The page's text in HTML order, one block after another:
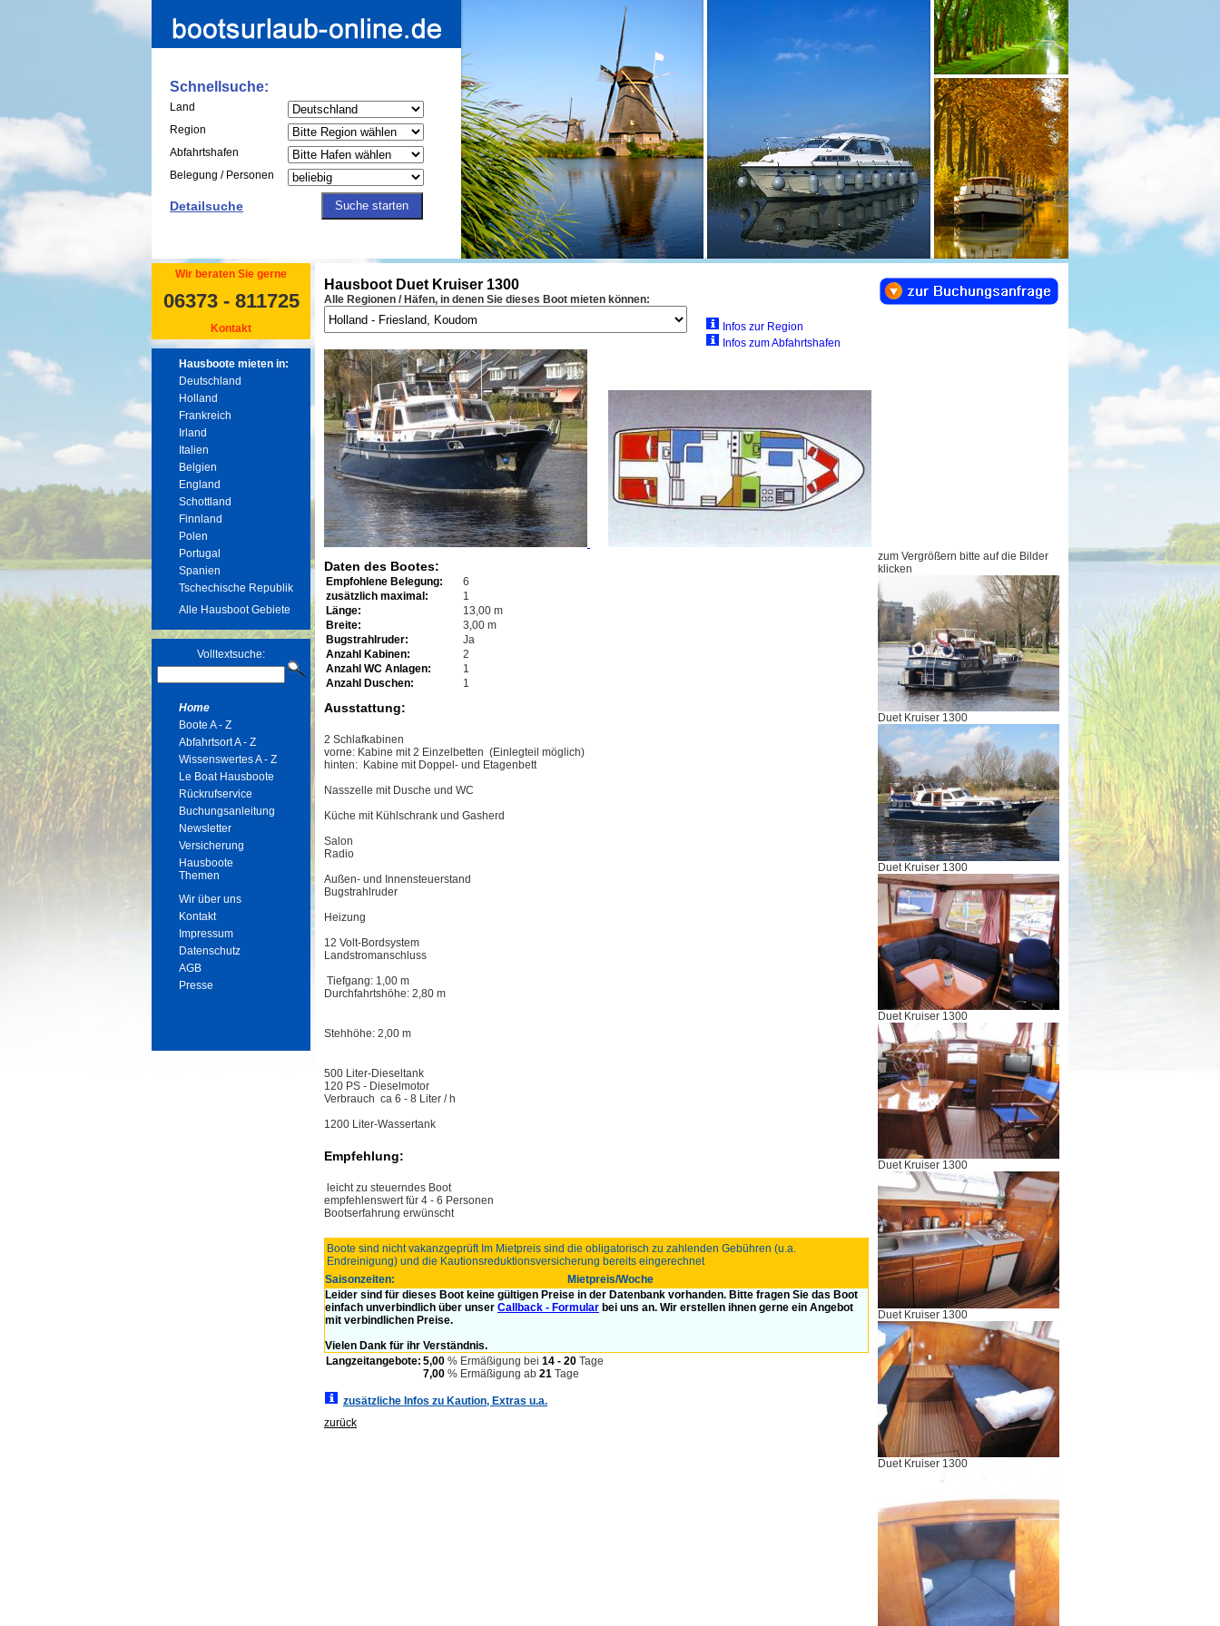
Schnellsuche:
Land
Region
Abfahrtshafen
Belegung / Personen
Detailsuche
Wir beraten Sie gerne
06373 - 811725
Kontakt
Hausboote mieten in:
Deutschland
Holland
Frankreich
Irland
Italien
Belgien
England
Schottland
Finnland
Polen
Portugal
Spanien
Tschechische Republik
Alle Hausboot Gebiete
Volltextsuche:
Home
Boote A - Z
Abfahrtsort A - Z
Wissenswertes A - Z
Le Boat Hausboote
Rückrufservice
Buchungsanleitung
Newsletter
Versicherung
Hausboote
Themen
Wir über uns
Kontakt
Impressum
Datenschutz
AGB
Presse
Hausboot Duet Kruiser 1300
Alle Regionen / Häfen, in denen Sie dieses Boot mieten können:
Infos zur Region
Infos zum Abfahrtshafen
Daten des Bootes:
Empfohlene Belegung:
6
zusätzlich maximal:
1
Länge:
13,00 m
Breite:
3,00 m
Bugstrahlruder:
Ja
Anzahl Kabinen:
2
Anzahl WC Anlagen:
1
Anzahl Duschen:
1
Ausstattung:
2 Schlafkabinen
vorne: Kabine mit 2 Einzelbetten (Einlegteil möglich)
hinten: Kabine mit Doppel- und Etagenbett
Nasszelle mit Dusche und WC
Küche mit Kühlschrank und Gasherd
Salon
Radio
Außen- und Innensteuerstand
Bugstrahlruder
Heizung
12 Volt-Bordsystem
Landstromanschluss
Tiefgang: 1,00 m
Durchfahrtshöhe: 2,80 m
Stehhöhe: 2,00 m
500 Liter-Dieseltank
120 PS - Dieselmotor
Verbrauch ca 6 - 8 Liter / h
1200 Liter-Wassertank
Empfehlung:
leicht zu steuerndes Boot
empfehlenswert für 4 - 6 Personen
Bootserfahrung erwünscht
Boote sind nicht vakanzgeprüft Im Mietpreis sind die obligatorisch zu zahlenden Gebühren (u.a.
Endreinigung) und die Kautionsreduktionsversicherung bereits eingerechnet
Saisonzeiten:
Mietpreis/Woche
Leider sind für dieses Boot keine gültigen Preise in der Datenbank vorhanden. Bitte fragen Sie das Boot
einfach unverbindlich über unser Callback - Formular bei uns an. Wir erstellen ihnen gerne ein Angebot
mit verbindlichen Preise.
Vielen Dank für ihr Verständnis.
Langzeitangebote: 5,00 % Ermäßigung bei 14 - 20 Tage
7,00 % Ermäßigung ab 21 Tage
zusätzliche Infos zu Kaution, Extras u.a.
zum Vergrößern bitte auf die Bilder
klicken
Duet Kruiser 1300
Duet Kruiser 1300
Duet Kruiser 1300
Duet Kruiser 1300
Duet Kruiser 1300
Duet Kruiser 1300
zurück